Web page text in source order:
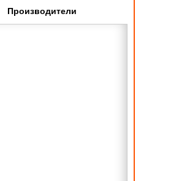
Производители